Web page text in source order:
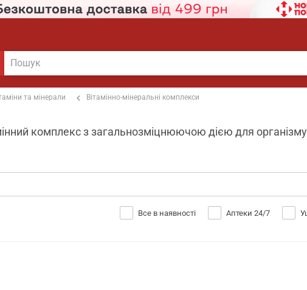
та мінерали Вітамінно-мінеральні комплекси
комплекс з загальнозміцнюючою дією для організму
Все в наявності Аптеки 24/7